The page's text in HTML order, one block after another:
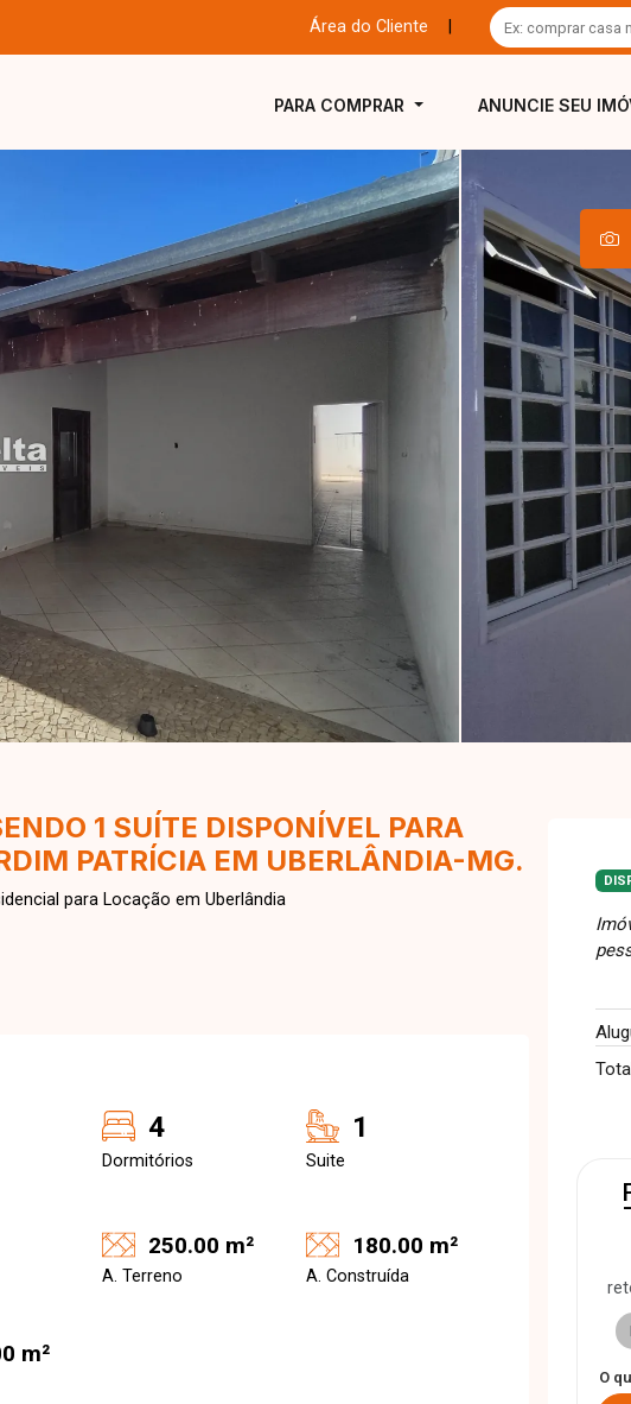
Área do Cliente
PARA COMPRAR ANUNCIE SEU
1 SUÍTE DISPONÍVEL PARA
PATRÍCIA EM UBERLÂNDIA-MG.
para Locação em Uberlândia
4
Dormitórios
1
Suite
250.00 m²
A. Terreno
180.00 m²
A. Construída
m²
O